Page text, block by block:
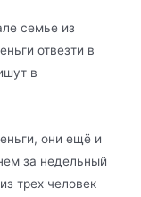
семье из
отвезти в
в
они ещё и
за недельный
трех человек